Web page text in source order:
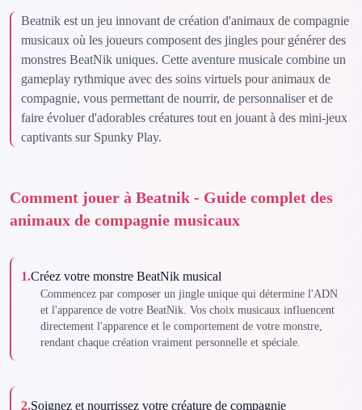
Beatnik est un jeu innovant de création d'animaux de compagnie
musicaux où les joueurs composent des jingles pour générer des
monstres BeatNik uniques. Cette aventure musicale combine un
gameplay rythmique avec des soins virtuels pour animaux de
compagnie, vous permettant de nourrir, de personnaliser et de
faire évoluer d'adorables créatures tout en jouant à des mini-jeux
captivants sur Spunky Play.
Comment jouer à Beatnik - Guide complet des
animaux de compagnie musicaux
1.Créez votre monstre BeatNik musical
Commencez par composer un jingle unique qui détermine l'ADN
et l'apparence de votre BeatNik. Vos choix musicaux influencent
directement l'apparence et le comportement de votre monstre,
rendant chaque création vraiment personnelle et spéciale.
2.Soignez et nourrissez votre créature de compagnie